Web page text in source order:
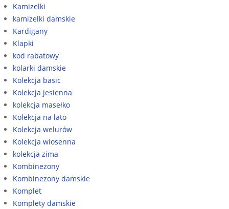
Kamizelki
kamizelki damskie
Kardigany
Klapki
kod rabatowy
kolarki damskie
Kolekcja basic
Kolekcja jesienna
kolekcja masełko
Kolekcja na lato
Kolekcja welurów
Kolekcja wiosenna
kolekcja zima
Kombinezony
Kombinezony damskie
Komplet
Komplety damskie